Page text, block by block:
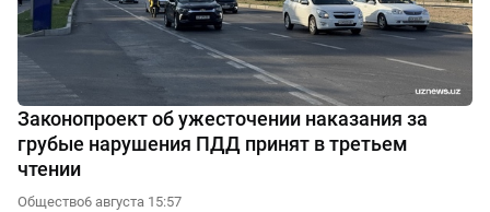
Законопроект об ужесточении наказания за
грубые нарушения ПДД принят в третьем
чтении
Общество6 августа 15:57